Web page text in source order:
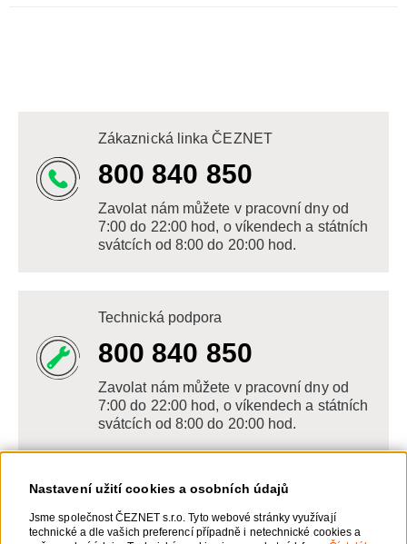
Nastavení užití cookies a osobních údajů
Jsme společnost ČEZNET s.r.o. Tyto webové stránky využívají
technické a dle vašich preferencí případně i netechnické cookies a
Zákaznická linka ČEZNET
800 840 850
Zavolat nám můžete v pracovní dny od
7:00 do 22:00 hod, o víkendech a státních
svátcích od 8:00 do 20:00 hod.
Technická podpora
800 840 850
Zavolat nám můžete v pracovní dny od
7:00 do 22:00 hod, o víkendech a státních
svátcích od 8:00 do 20:00 hod.
Napište nám